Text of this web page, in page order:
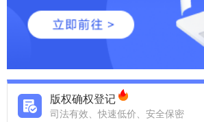
版权确权登记
司法有效、快速低价、安全保密